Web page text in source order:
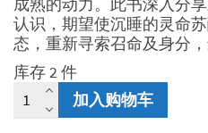
认识，期望使沉睡的灵命
态，重新寻索召命及身分，
库存 2 件
人
格
加入购物车